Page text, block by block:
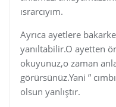
ısrarcıyım.
Ayrıca ayetlere
yanıltabilir.O ayetten
okuyunuz,o zaman
görürsünüz.Yani ”
olsun yanlıştır.